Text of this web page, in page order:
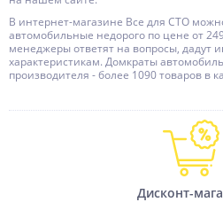
В интернет-магазине Все для СТО
автомобильные недорого по цене от
менеджеры ответят на вопросы, дадут
характеристикам. Домкраты
производителя - более 1090 товаров в
Дисконт-